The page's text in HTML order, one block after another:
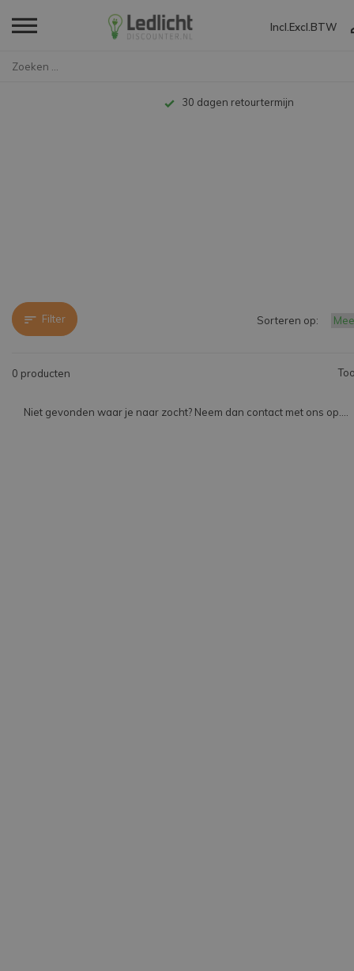
Incl. Excl. BTW
30 dagen retourtermijn
Filter
0 producten
Sorteren op:
Niet gevonden waar je naar zocht? Neem dan contact met ons op....